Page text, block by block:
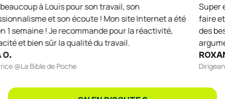
à Louis pour son travail, son
et son écoute ! Mon site Internet a été
! Je recommande pour la réactivité,
bien sûr la qualité du travail.
Bible de Poche
Super
faire et,
des
ROXANNE
Dirigeante